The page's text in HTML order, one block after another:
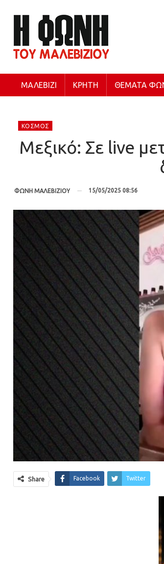
ΜΑΛΕΒΊΖΙ ΚΡΉΤΗ ΘΈΜΑΤΑ
ΚΌΣΜΟΣ
Μεξικό: Σε live
ΦΩΝΗ ΜΑΛΕΒΙΖΙΟΥ 15/05/2025 08:56
Share Facebook Twitter